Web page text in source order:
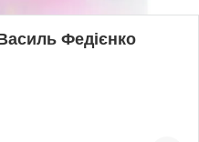
Федієнко